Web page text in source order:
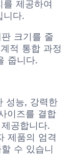
제공하여
니다.
크기를 줄
적 통합 과정
줍니다.
성능, 강력한
이즈를 결합
공합니다.
제품의 엄격
수 있습니